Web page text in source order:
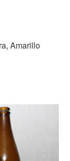
Amarillo